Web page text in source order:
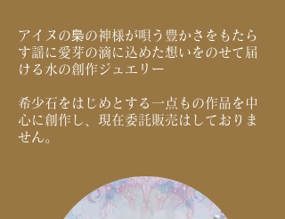
アイヌの梟の神様が唄う豊かさをもたら
す謡に愛芽の滴に込めた想いをのせて届
ける水の創作ジュエリー
希少石をはじめとする一点もの作品を中
心に創作し、現在委託販売はしておりま
せん。